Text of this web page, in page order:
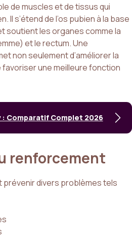
de muscles et de tissus qui
Il s’étend de l’os pubien à la base
soutient les organes comme la
et le rectum. Une
non seulement d’améliorer la
une meilleure fonction
: Comparatif Complet 2026
renforcement
divers problèmes tels